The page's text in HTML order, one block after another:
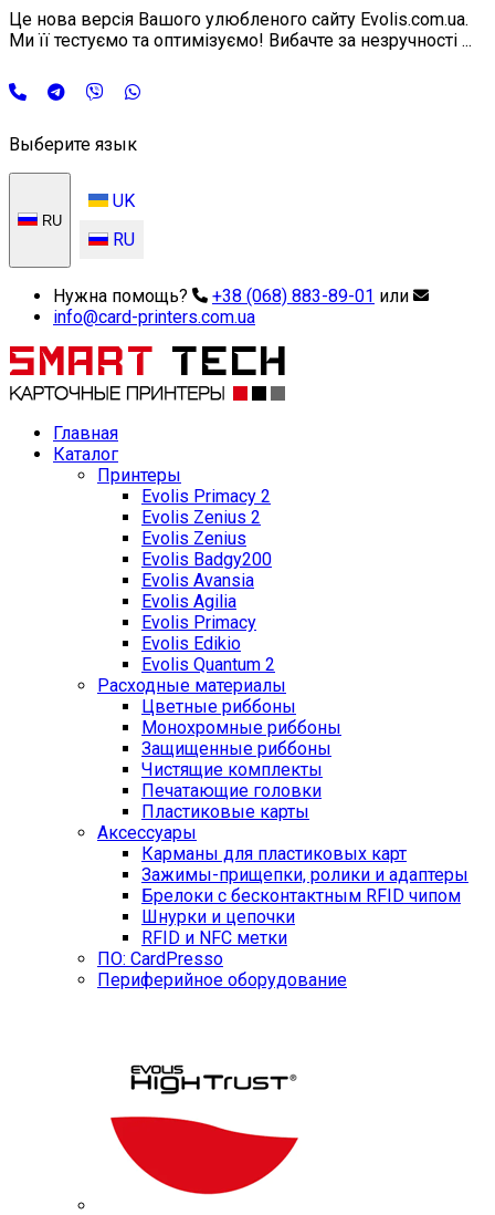
Це нова версія Вашого улюбленого сайту Evolis.com.ua.
Ми її тестуємо та оптимізуємо! Вибачте за незручності ...
Выберите язык
RU
UK
RU
Нужна помощь? +38 (068) 883-89-01 или
info@card-printers.com.ua
Главная
Каталог
Принтеры
Evolis Primacy 2
Evolis Zenius 2
Evolis Zenius
Evolis Badgy200
Evolis Avansia
Evolis Agilia
Evolis Primacy
Evolis Edikio
Evolis Quantum 2
Расходные материалы
Цветные риббоны
Монохромные риббоны
Защищенные риббоны
Чистящие комплекты
Печатающие головки
Пластиковые карты
Аксессуары
Карманы для пластиковых карт
Зажимы-прищепки, ролики и адаптеры
Брелоки с бесконтактным RFID чипом
Шнурки и цепочки
RFID и NFC метки
ПО: CardPresso
Периферийное оборудование